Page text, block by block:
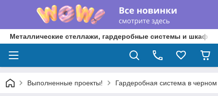
Металлические стеллажи, гардеробные системы и шкафы
Выполненные проекты! Гардеробная система в